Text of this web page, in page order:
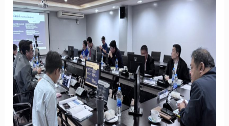
AI
Automation
&
Data
Integration
สร้าง
ผู้นำ
เทคโนโลยี
แห่ง
อนาคต